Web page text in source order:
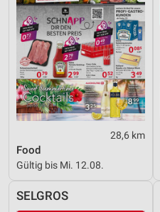
28,6 km
Food
Gültig bis Mi. 12.08.
SELGROS